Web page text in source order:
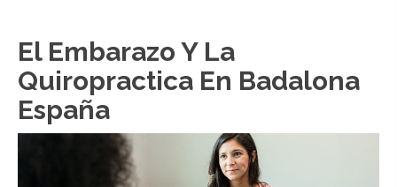
El Embarazo Y La
Quiropractica En Badalona
España